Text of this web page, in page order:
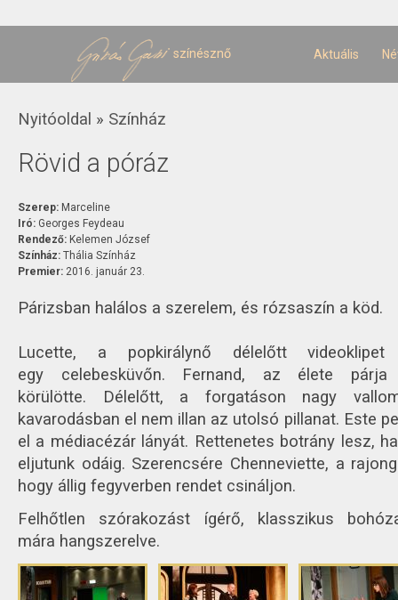
színésznő Aktuális
Jelenlegi hely
Nyitóoldal » Színház
Rövid a póráz
Szerep: Marceline
Iró: Georges Feydeau
Rendező: Kelemen József
Színház: Thália Színház
Premier: 2016. január 23.
Párizsban halálos a szerelem, és rózsaszín a köd.
Lucette, a popkirálynő délelőtt
egy celebesküvőn. Fernand, az élete
körülötte. Délelőtt, a forgatáson nagy
kavarodásban el nem illan az utolsó pillanat. Este
el a médiacézár lányát. Rettenetes botrány lesz,
eljutunk odáig. Szerencsére Chenneviette, a
hogy állig fegyverben rendet csináljon.
Felhőtlen szórakozást ígérő, klasszikus
mára hangszerelve.